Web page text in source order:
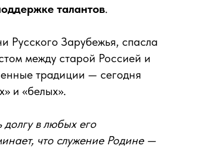
талантов.
Русского Зарубежья, спасла
между старой Россией и
традиции — сегодня
и «белых».
в любых его
что служение Родине —